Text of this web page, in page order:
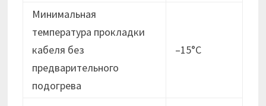
Минимальная
температура прокладки
кабеля без
предварительного
подогрева
–15°C